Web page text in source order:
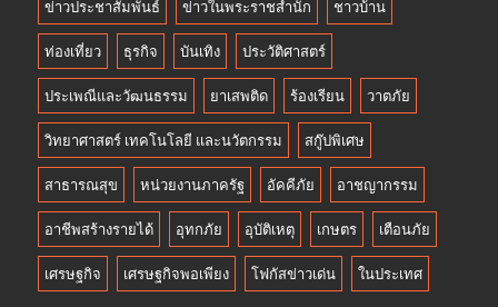
ข่าวประชาสัมพันธ์ ข่าวในพระราชสำนัก ชาวบ้าน
ท่องเที่ยว ธุรกิจ บันเทิง ประวัติศาสตร์
ประเพณีและวัฒนธรรม ยาเสพติด ร้องเรียน วาตภัย
วิทยาศาสตร์ เทคโนโลยี และนวัตกรรม สกู๊ปพิเศษ
สาธารณสุข หน่วยงานภาครัฐ อัคคีภัย อาชญากรรม
อาชีพสร้างรายได้ อุทกภัย อุบัติเหตุ เกษตร เตือนภัย
เศรษฐกิจ เศรษฐกิจพอเพียง โฟกัสข่าวเด่น ในประเทศ